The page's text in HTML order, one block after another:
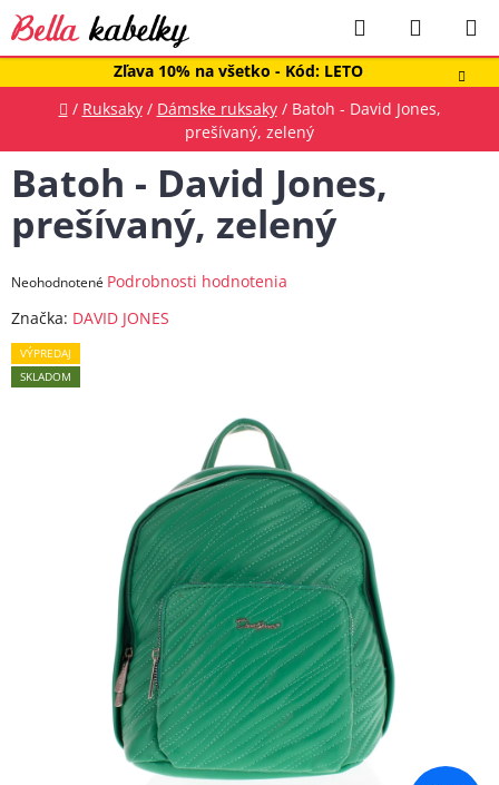
Prejsť
na
obsah
Zľava 10% na všetko - Kód: LETO
Hľadať
KOŠÍK
Domov
/ Ruksaky / Dámske ruksaky / Batoh - David Jones,
prešívaný, zelený
Batoh - David Jones,
prešívaný, zelený
Priemerné
produktu
je
0,0
Neohodnotené Podrobnosti hodnotenia
Značka: DAVID JONES
VÝPREDAJ
SKLADOM